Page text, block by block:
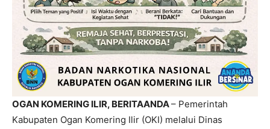
OGAN KOMERING ILIR, BERITAANDA– Pemerintah
Kabupaten Ogan Komering Ilir (OKI) melalui Dinas